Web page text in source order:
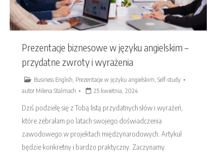
Prezentacje biznesowe w języku angielskim –
przydatne zwroty i wyrażenia
Business English, Prezentacje w języku angielskim, Self-study
autor Milena Stalmach 25 kwietnia, 2024
Dziś podzielę się z Tobą listą przydatnych słów i wyrażeń,
które zebrałam po latach swojego doświadczenia
zawodowego w projektach międzynarodowych. Artykuł
będzie konkretny i bardzo praktyczny. Zaczynamy.